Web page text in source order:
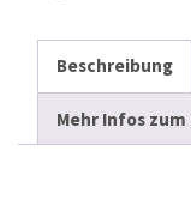
Beschreibung
Mehr Infos zum